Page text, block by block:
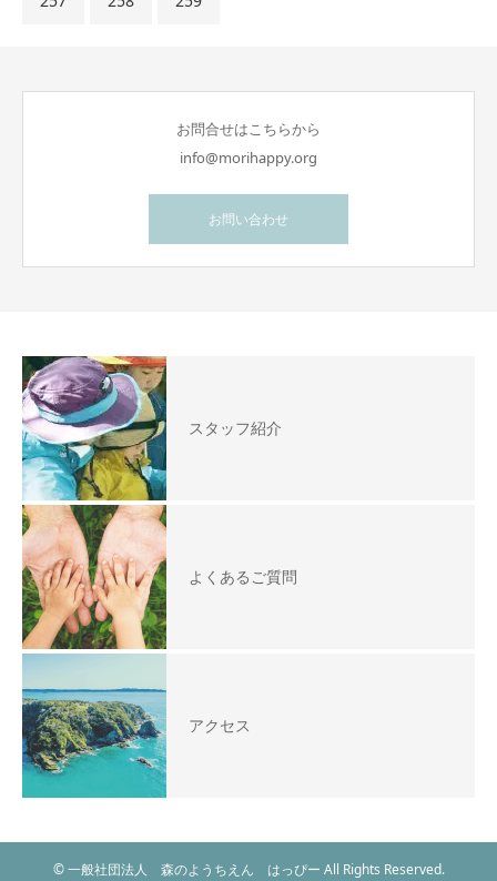
お問合せはこちらから
info@morihappy.org
お問い合わせ
スタッフ紹介
よくあるご質問
アクセス
© 一般社団法人 森のようちえん はっぴー All Rights Reserved.